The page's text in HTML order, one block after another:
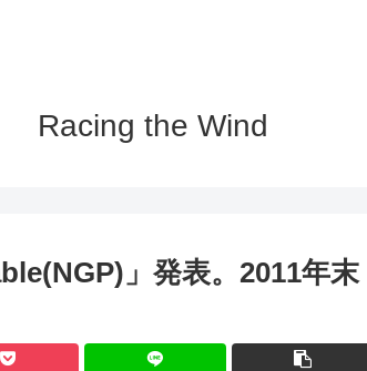
Racing the Wind
」発表。2011年末